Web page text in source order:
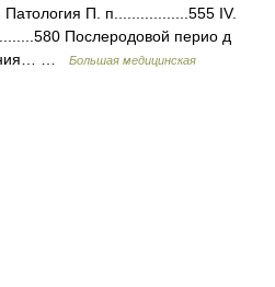
П. п.................555 IV.
Послеродовой перио д
…
Большая медицинская